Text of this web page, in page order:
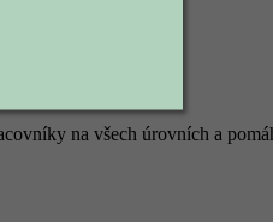
na všech úrovních a